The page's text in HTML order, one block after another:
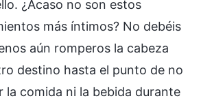
¿Acaso no son estos
más íntimos? No debéis
aún romperos la cabeza
destino hasta el punto de no
comida ni la bebida durante